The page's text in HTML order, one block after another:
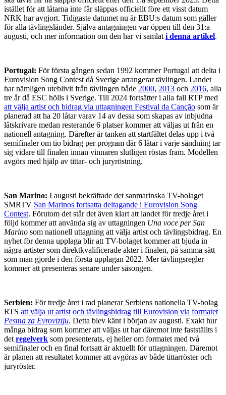
istället för att låtarna inte får släppas officiellt före ett visst datum
NRK har avgjort. Tidigaste datumet nu är EBU:s datum som gäller
för alla tävlingsländer. Själva antagningen var öppen till den 31:a
augusti, och mer information om den har vi samlat i denna artikel.
Portugal: För första gången sedan 1992 kommer Portugal att delta i
Eurovision Song Contest då Sverige arrangerar tävlingen. Landet
har nämligen uteblivit från tävlingen både 2000, 2013 och 2016, alla
tre år då ESC hölls i Sverige. Till 2024 fortsätter i alla fall RTP med
att välja artist och bidrag via uttagningen Festival da Canção som är
planerad att ha 20 låtar varav 14 av dessa som skapas av inbjudna
låtskrivare medan resterande 6 platser kommer att väljas ut från en
nationell antagning. Därefter är tanken att startfältet delas upp i två
semifinaler om tio bidrag per program där 6 låtar i varje sändning tar
sig vidare till finalen innan vinnaren slutligen röstas fram. Modellen
avgörs med hjälp av tittar- och juryröstning.
San Marino: I augusti bekräftade det sanmarinska TV-bolaget
SMRTV San Marinos fortsatta deltagande i Eurovision Song
Contest. Förutom det står det även klart att landet för tredje året i
följd kommer att använda sig av uttagningen Una voce per San
Marino som nationell uttagning att välja artist och tävlingsbidrag. En
nyhet för denna upplaga blir att TV-bolaget kommer att bjuda in
några artister som direktkvalificerade akter i finalen, på samma sätt
som man gjorde i den första upplagan 2022. Mer tävlingsregler
kommer att presenteras senare under säsongen.
Serbien: För tredje året i rad planerar Serbiens nationella TV-bolag
RTS att välja ut artist och tävlingsbidrag till Eurovision via formatet
Pesma za Evroviziju. Detta blev känt i början av augusti. Exakt hur
många bidrag som kommer att väljas ut har däremot inte fastställts i
det regelverk som presenterats, ej heller om formatet med två
semifinaler och en final fortsatt är aktuellt för uttagningen. Däremot
är planen att resultatet kommer att avgöras av både tittarröster och
juryröster.